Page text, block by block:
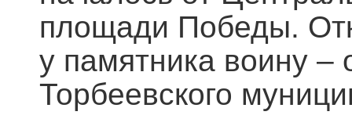
площади Победы.
у памятника воину –
Торбеевского